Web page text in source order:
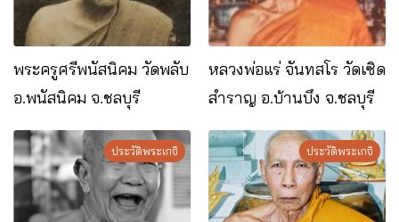
พระครูศรีพนัสนิคม วัดพลับ
อ.พนัสนิคม จ.ชลบุรี
หลวงพ่อแร่ จันทสโร วัดเซิด
สำราญ อ.บ้านบึง จ.ชลบุรี
ประวัติพระเกจิ ประวัติพระเกจิ